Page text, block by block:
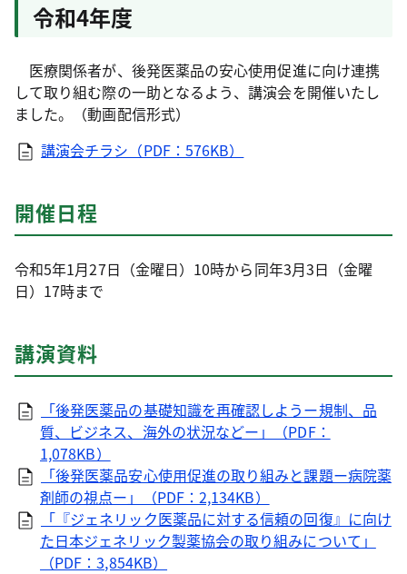
令和4年度
医療関係者が、後発医薬品の安心使用促進に向け連携
して取り組む際の一助となるよう、講演会を開催いたし
ました。（動画配信形式）
講演会チラシ（PDF：576KB）
開催日程
令和5年1月27日（金曜日）10時から同年3月3日（金曜
日）17時まで
講演資料
「後発医薬品の基礎知識を再確認しようー規制、品
質、ビジネス、海外の状況などー」（PDF：
1,078KB）
「後発医薬品安心使用促進の取り組みと課題ー病院薬
剤師の視点ー」（PDF：2,134KB）
「『ジェネリック医薬品に対する信頼の回復』に向け
た日本ジェネリック製薬協会の取り組みについて」
（PDF：3,854KB）